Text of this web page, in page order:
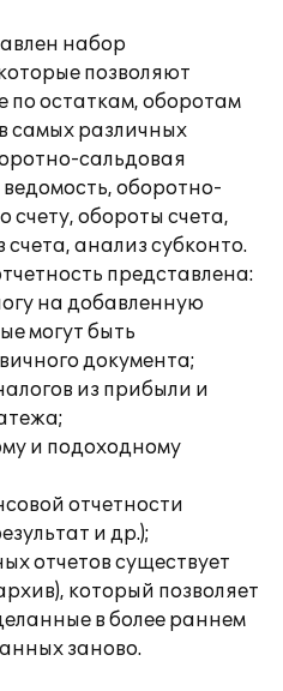
набор
позволяют
остаткам, оборотам
самых различных
сальдовая
оборотно-
счету, обороты счета,
анализ субконто.
представлена:
на добавленную
могут быть
документа;
из прибыли и
и подоходному
отчетности
и др.);
отчетов существует
который позволяет
в более раннем
заново.